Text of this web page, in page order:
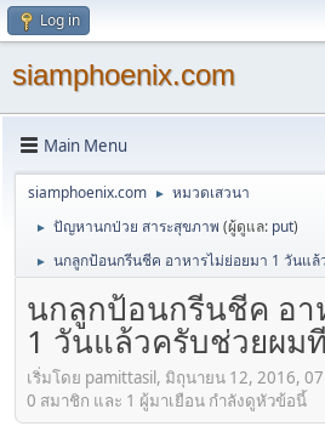
Log in
siamphoenix.com
Main Menu
siamphoenix.com ► หมวดเสวนา
► ปัญหานกป่วย สาระสุขภาพ (ผู้ดูแล: put)
► นกลูกป้อนกรีนชีค อาหารไม่ย่อยมา 1 วันแ
นกลูกป้อนกรีนชีค อา
1 วันแล้วครับช่วยผมที
เริ่มโดย pamittasil, มิถุนายน 12, 2016,
0 สมาชิก และ 1 ผู้มาเยือน กำลังดูหัวข้อนี้